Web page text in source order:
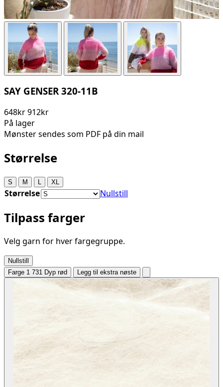
SAY GENSER 320-11B
648kr912kr
På lager
Mønster sendes som PDF på din mail
Størrelse
S M XL
Størrelse Nullstill
Tilpass farger
Velg garn for hver fargegruppe.
Nullstill
Farge 1 731 Dyp rød Legg til ekstra nøste